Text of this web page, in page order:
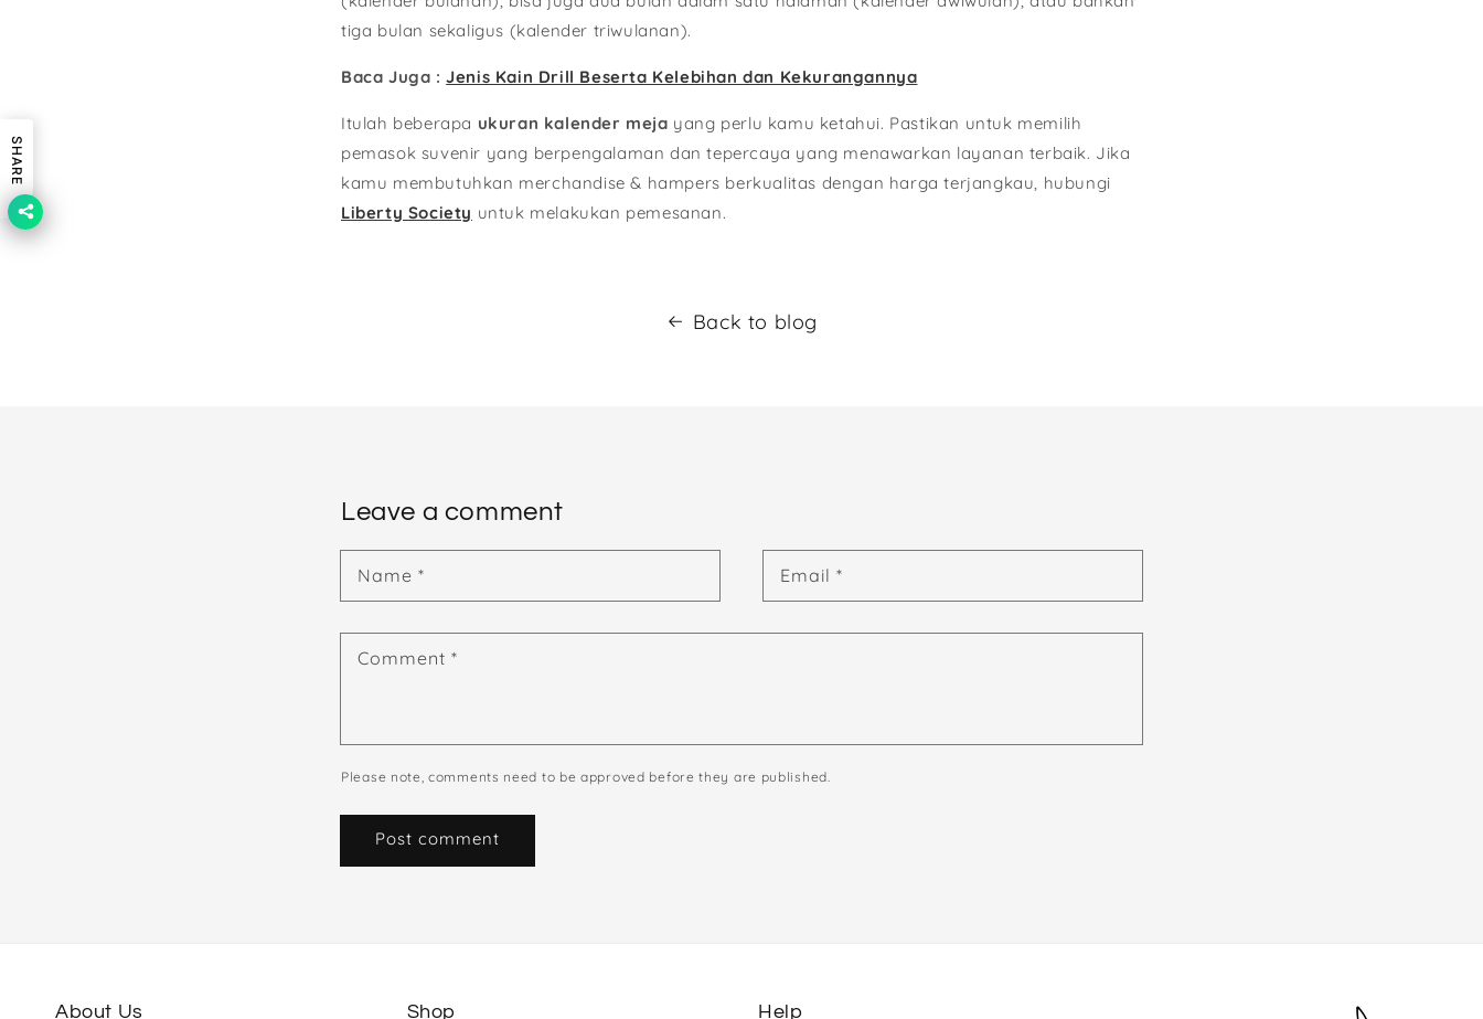
tiga bulan sekaligus (kalender triwulanan).
Baca Juga :Jenis Kain Drill Beserta Kelebihan dan Kekurangannya
Itulah beberapa ukuran kalender meja yang perlu kamu ketahui. Pastikan untuk memilih
pemasok suvenir yang berpengalaman dan tepercaya yang menawarkan layanan terbaik. Jika
kamu membutuhkan merchandise & hampers berkualitas dengan harga terjangkau, hubungi
Liberty Society untuk melakukan pemesanan.
Back to blog
Leave a comment
Name * Email *
Comment *
Please note, comments need to be approved before they are published.
About Us Shop Help
SHARE